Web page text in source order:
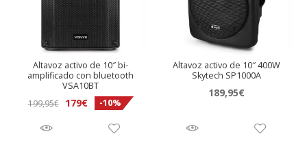
Altavoz activo de 10″ bi-
amplificado con bluetooth
VSA10BT
199,95€
El
179€El
actual
-10%
Altavoz activo de 10″ 400W
Skytech SP1000A
189,95€